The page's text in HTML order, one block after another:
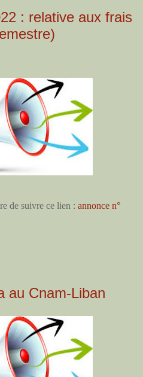
: relative aux frais
de suivre ce lien : annonce n°
au Cnam-Liban